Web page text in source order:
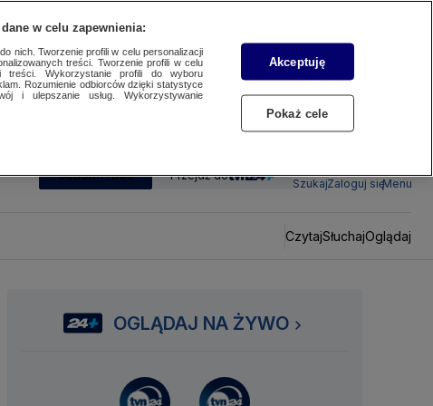
SUBSKRYBUJ Przejdź do
SzukajZaloguj sięMenu
CzytajSłuchajOglądaj
OGLĄDAJ NA ŻYWO
w celu zapewnienia:
nich. Tworzenie profili w celu personalizacji
treści. Tworzenie profili w celu
treści. Wykorzystanie profili do wyboru
Rozumienie odbiorców dzięki statystyce
i ulepszanie usług. Wykorzystywanie
Akceptuję
Pokaż cele